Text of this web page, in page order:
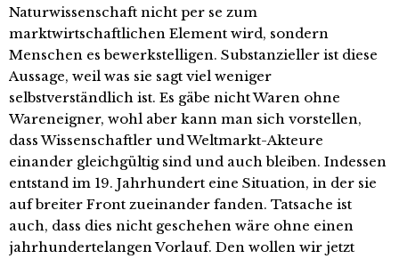
Naturwissenschaft nicht per se zum
marktwirtschaftlichen Element wird, sondern
Menschen es bewerkstelligen. Substanzieller ist diese
Aussage, weil was sie sagt viel weniger
selbstverständlich ist. Es gäbe nicht Waren ohne
Wareneigner, wohl aber kann man sich vorstellen,
dass Wissenschaftler und Weltmarkt-Akteure
einander gleichgültig sind und auch bleiben. Indessen
entstand im 19. Jahrhundert eine Situation, in der sie
auf breiter Front zueinander fanden. Tatsache ist
auch, dass dies nicht geschehen wäre ohne einen
jahrhundertelangen Vorlauf. Den wollen wir jetzt